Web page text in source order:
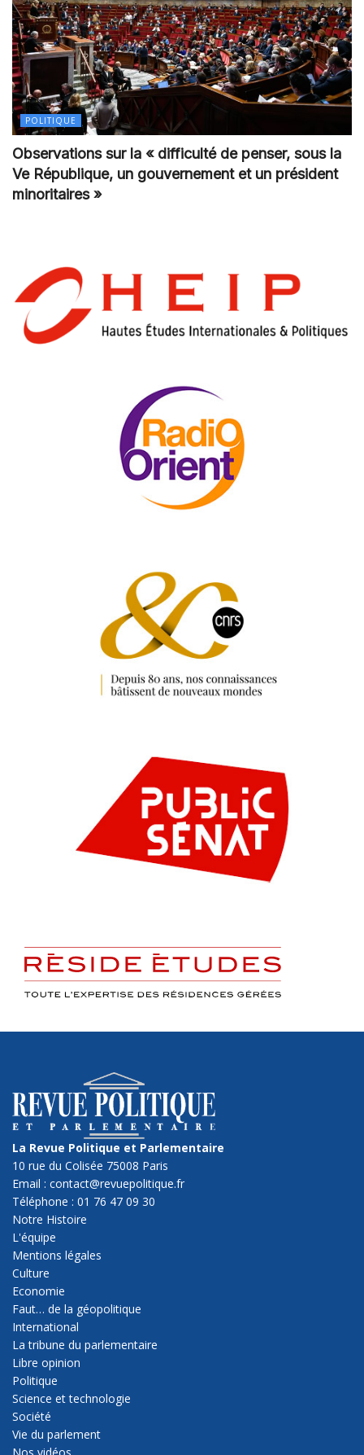
POLITIQUE
Observations sur la « difficulté de penser, sous la
Ve République, un gouvernement et un président
minoritaires »
La Revue Politique et Parlementaire
10 rue du Colisée 75008 Paris
Email : contact@revuepolitique.fr
Téléphone : 01 76 47 09 30
Notre Histoire
L'équipe
Mentions légales
Culture
Economie
Faut… de la géopolitique
International
La tribune du parlementaire
Libre opinion
Politique
Science et technologie
Société
Vie du parlement